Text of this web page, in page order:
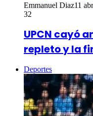
Emmanuel Diaz11
32
UPCN cayó
repleto y la
Deportes